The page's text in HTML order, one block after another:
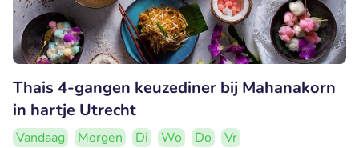
Thais 4-gangen keuzediner bij Mahanakorn
in hartje Utrecht
Vandaag Morgen Di Wo Do
Vr